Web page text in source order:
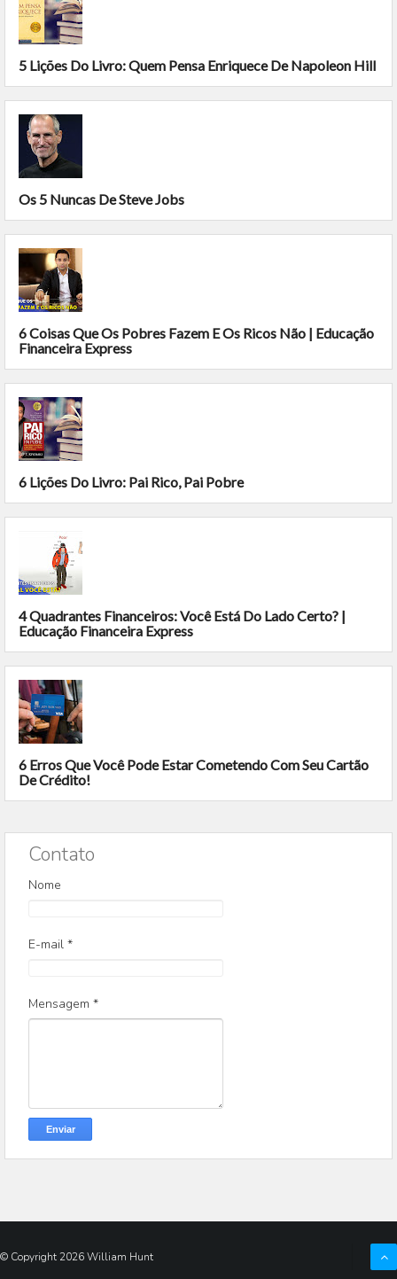
5 Lições Do Livro: Quem Pensa Enriquece De Napoleon Hill
Os 5 Nuncas De Steve Jobs
6 Coisas Que Os Pobres Fazem E Os Ricos Não | Educação
Financeira Express
6 Lições Do Livro: Pai Rico, Pai Pobre
4 Quadrantes Financeiros: Você Está Do Lado Certo? |
Educação Financeira Express
6 Erros Que Você Pode Estar Cometendo Com Seu Cartão
De Crédito!
Contato
Nome
E-mail *
Mensagem *
© Copyright2026William Hunt